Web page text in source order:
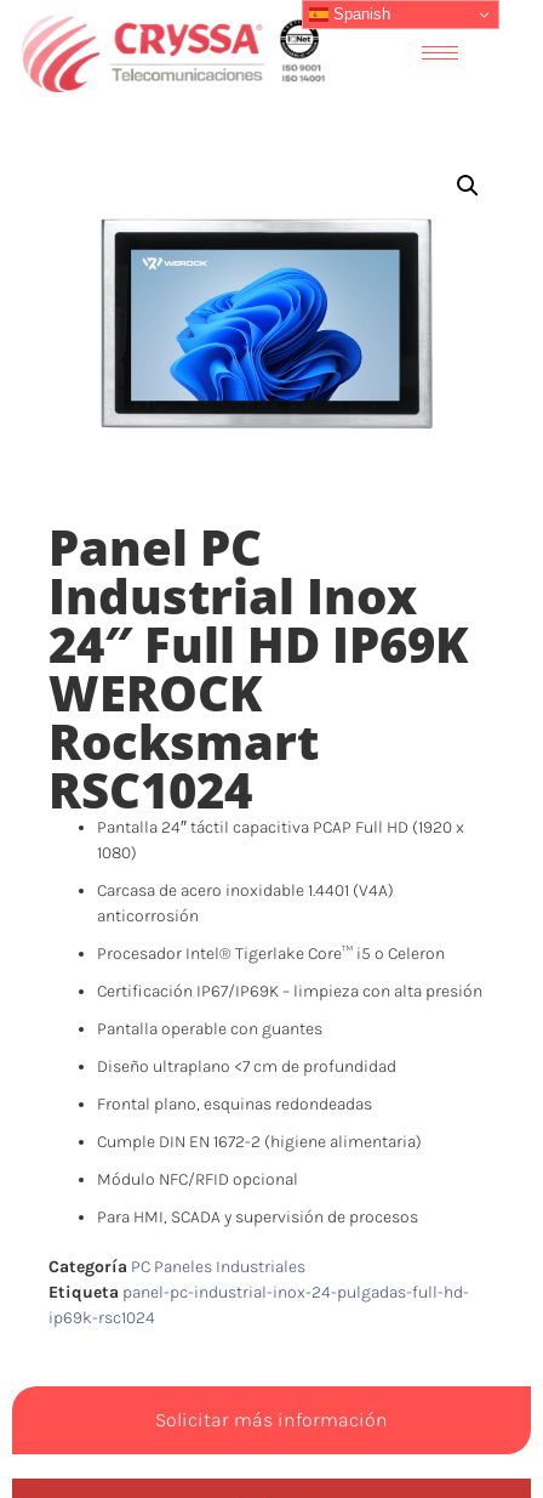
Panel PC
Industrial Inox
24″ Full HD IP69K
WEROCK
Rocksmart
RSC1024
Pantalla 24″ táctil capacitiva PCAP Full HD (1920 x
1080)
Carcasa de acero inoxidable 1.4401 (V4A)
anticorrosión
Procesador Intel® Tigerlake Core™ i5 o Celeron
Certificación IP67/IP69K – limpieza con alta presión
Pantalla operable con guantes
Diseño ultraplano <7 cm de profundidad
Frontal plano, esquinas redondeadas
Cumple DIN EN 1672-2 (higiene alimentaria)
Módulo NFC/RFID opcional
Para HMI, SCADA y supervisión de procesos
Categoría PC Paneles Industriales
Etiqueta panel-pc-industrial-inox-24-pulgadas-full-hd-
ip69k-rsc1024
Solicitar más información
Spanish